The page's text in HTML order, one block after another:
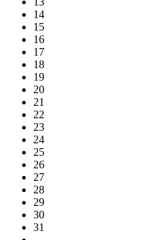
14
15
16
17
18
19
20
21
22
23
24
25
26
27
28
29
30
31